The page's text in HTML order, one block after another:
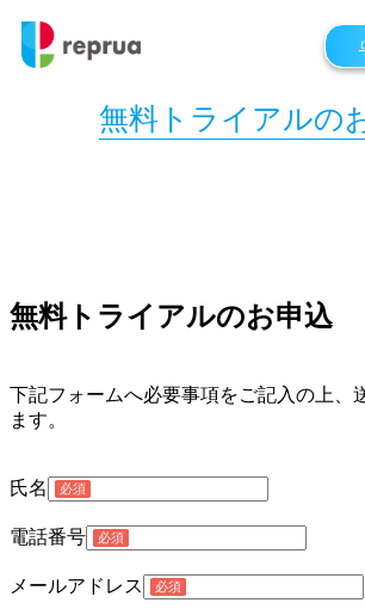
無料トライアルの
無料トライアルのお申込
下記フォームへ必要事項をご記入の上、
ます。
氏名
電話番号
メールアドレス